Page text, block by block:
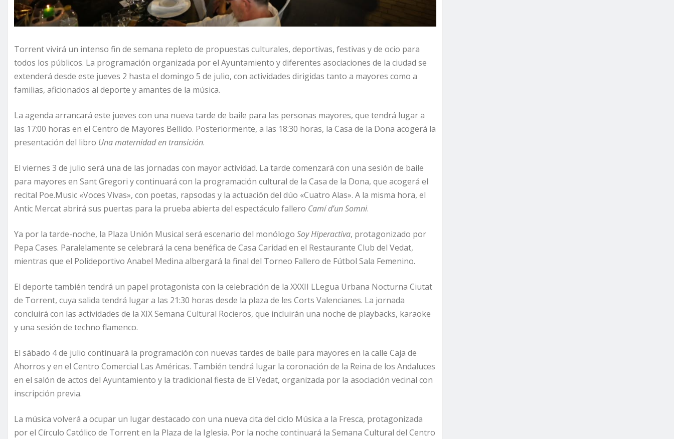
Torrent vivirá un intenso fin de semana repleto de propuestas culturales, deportivas, festivas y de ocio para
todos los públicos. La programación organizada por el Ayuntamiento y diferentes asociaciones de la ciudad se
extenderá desde este jueves 2 hasta el domingo 5 de julio, con actividades dirigidas tanto a mayores como a
familias, aficionados al deporte y amantes de la música.
La agenda arrancará este jueves con una nueva tarde de baile para las personas mayores, que tendrá lugar a
las 17:00 horas en el Centro de Mayores Bellido. Posteriormente, a las 18:30 horas, la Casa de la Dona acogerá la
presentación del libro Una maternidad en transición.
El viernes 3 de julio será una de las jornadas con mayor actividad. La tarde comenzará con una sesión de baile
para mayores en Sant Gregori y continuará con la programación cultural de la Casa de la Dona, que acogerá el
recital Poe.Music «Voces Vivas», con poetas, rapsodas y la actuación del dúo «Cuatro Alas». A la misma hora, el
Antic Mercat abrirá sus puertas para la prueba abierta del espectáculo fallero Camí d’un Somni.
Ya por la tarde-noche, la Plaza Unión Musical será escenario del monólogo Soy Hiperactiva, protagonizado por
Pepa Cases. Paralelamente se celebrará la cena benéfica de Casa Caridad en el Restaurante Club del Vedat,
mientras que el Polideportivo Anabel Medina albergará la final del Torneo Fallero de Fútbol Sala Femenino.
El deporte también tendrá un papel protagonista con la celebración de la XXXII LLegua Urbana Nocturna Ciutat
de Torrent, cuya salida tendrá lugar a las 21:30 horas desde la plaza de les Corts Valencianes. La jornada
concluirá con las actividades de la XIX Semana Cultural Rocieros, que incluirán una noche de playbacks, karaoke
y una sesión de techno flamenco.
El sábado 4 de julio continuará la programación con nuevas tardes de baile para mayores en la calle Caja de
Ahorros y en el Centro Comercial Las Américas. También tendrá lugar la coronación de la Reina de los Andaluces
en el salón de actos del Ayuntamiento y la tradicional fiesta de El Vedat, organizada por la asociación vecinal con
inscripción previa.
La música volverá a ocupar un lugar destacado con una nueva cita del ciclo Música a la Fresca, protagonizada
por el Círculo Católico de Torrent en la Plaza de la Iglesia. Por la noche continuará la Semana Cultural del Centro